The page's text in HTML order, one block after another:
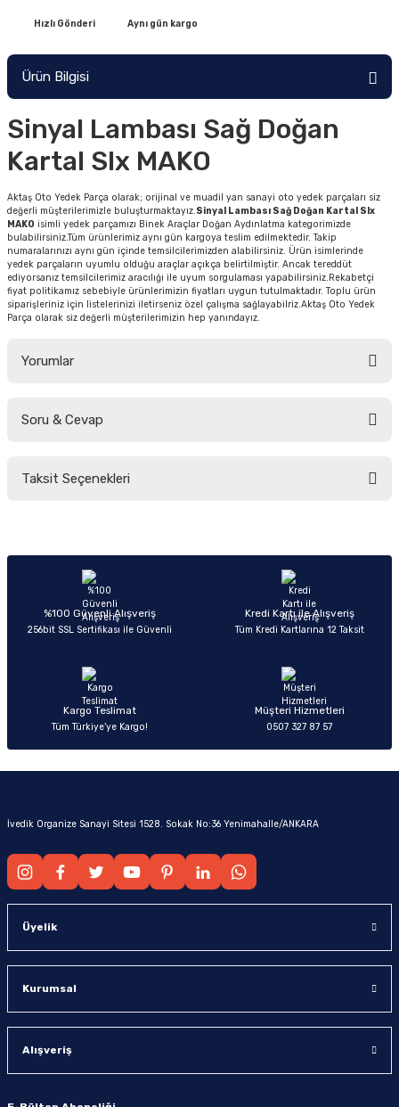
Hızlı Gönderi Aynı gün kargo
Ürün Bilgisi
Sinyal Lambası Sağ Doğan
Kartal Slx MAKO
Aktaş Oto Yedek Parça olarak; orijinal ve muadil yan sanayi oto yedek parçaları siz
değerli müşterilerimizle buluşturmaktayız.Sinyal Lambası Sağ Doğan Kartal Slx
MAKO isimli yedek parçamızı Binek Araçlar Doğan Aydınlatma kategorimizde
bulabilirsiniz.Tüm ürünlerimiz aynı gün kargoya teslim edilmektedir. Takip
numaralarınızı aynı gün içinde temsilcilerimizden alabilirsiniz. Ürün isimlerinde
yedek parçaların uyumlu olduğu araçlar açıkça belirtilmiştir. Ancak tereddüt
ediyorsanız temsilcilerimiz aracılığı ile uyum sorgulaması yapabilirsiniz.Rekabetçi
fiyat politikamız sebebiyle ürünlerimizin fiyatları uygun tutulmaktadır. Toplu ürün
siparişleriniz için listelerinizi iletirseniz özel çalışma sağlayabilriz.Aktaş Oto Yedek
Parça olarak siz değerli müşterilerimizin hep yanındayız.
Yorumlar
Soru & Cevap
Taksit Seçenekleri
%100 Güvenli Alışveriş
256bit SSL Sertifikası ile Güvenli
Kredi Kartı ile Alışveriş
Tüm Kredi Kartlarına 12 Taksit
Kargo Teslimat
Tüm Türkiye’ye Kargo!
Müşteri Hizmetleri
0507 327 87 57
İvedik Organize Sanayi Sitesi 1528. Sokak No:36 Yenimahalle/ANKARA
Üyelik
Kurumsal
Alışveriş